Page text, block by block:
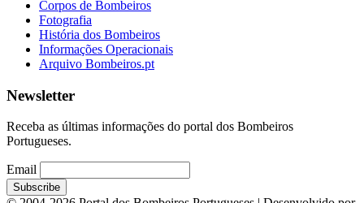
Corpos de Bombeiros
Fotografia
História dos Bombeiros
Informações Operacionais
Arquivo Bombeiros.pt
Newsletter
Receba as últimas informações do portal dos Bombeiros
Portugueses.
Email